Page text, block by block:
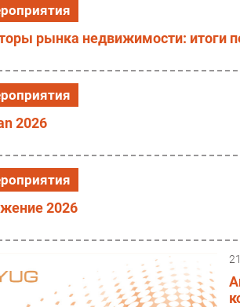
рынка недвижимости: итоги
2026
2026